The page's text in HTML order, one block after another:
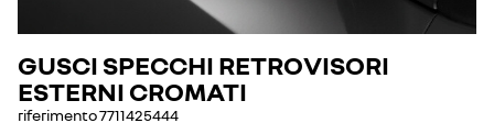
GUSCI SPECCHI RETROVISORI
ESTERNI CROMATI
riferimento7711425444